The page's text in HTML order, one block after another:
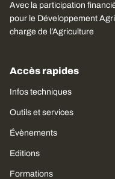
Avec la participation
pour le Développement
charge de l’Agriculture
Accès rapides
Infos techniques
Outils et services
Évènements
Editions
Formations